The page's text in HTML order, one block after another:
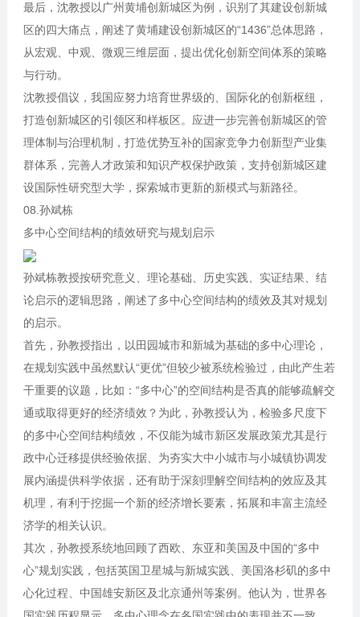
最后，沈教授以广州黄埔创新城区为例，识别了其建设创新城
区的四大痛点，阐述了黄埔建设创新城区的“1436”总体思路，
从宏观、中观、微观三维层面，提出优化创新空间体系的策略
与行动。
沈教授倡议，我国应努力培育世界级的、国际化的创新枢纽，
打造创新城区的引领区和样板区。应进一步完善创新城区的管
理体制与治理机制，打造优势互补的国家竞争力创新型产业集
群体系，完善人才政策和知识产权保护政策，支持创新城区建
设国际性研究型大学，探索城市更新的新模式与新路径。
08.孙斌栋
多中心空间结构的绩效研究与规划启示
孙斌栋教授按研究意义、理论基础、历史实践、实证结果、结
论启示的逻辑思路，阐述了多中心空间结构的绩效及其对规划
的启示。
首先，孙教授指出，以田园城市和新城为基础的多中心理论，
在规划实践中虽然默认“更优”但较少被系统检验过，由此产生若
干重要的议题，比如：“多中心”的空间结构是否真的能够疏解交
通或取得更好的经济绩效？为此，孙教授认为，检验多尺度下
的多中心空间结构绩效，不仅能为城市新区发展政策尤其是行
政中心迁移提供经验依据、为夯实大中小城市与小城镇协调发
展内涵提供科学依据，还有助于深刻理解空间结构的效应及其
机理，有利于挖掘一个新的经济增长要素，拓展和丰富主流经
济学的相关认识。
其次，孙教授系统地回顾了西欧、东亚和美国及中国的“多中
心”规划实践，包括英国卫星城与新城实践、美国洛杉矶的多中
心化过程、中国雄安新区及北京通州等案例。他认为，世界各